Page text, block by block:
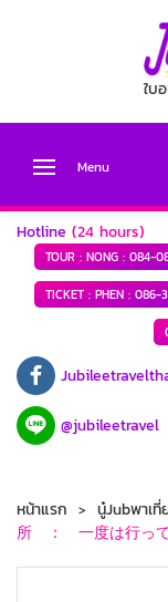
ใบ
Menu
Hotline (24 hours)
TOUR : NONG : 084-
TICKET : PHEN :086-
@jubileetravel
หน้าแรก นู๋Jubพาเที่
所 ： 一度は行って